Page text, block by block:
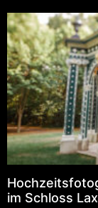
im Schloss